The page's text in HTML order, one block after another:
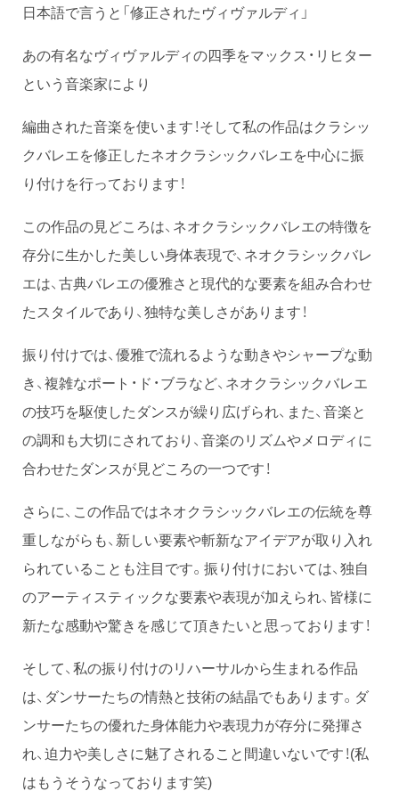
日本語で言うと「修正されたヴィヴァルディ」
あの有名なヴィヴァルディの四季をマックス・リヒター
という音楽家により
編曲された音楽を使います！そして私の作品はクラシッ
クバレエを修正したネオクラシックバレエを中心に振
り付けを行っております！
この作品の見どころは、ネオクラシックバレエの特徴を
存分に生かした美しい身体表現で、ネオクラシックバレ
エは、古典バレエの優雅さと現代的な要素を組み合わせ
たスタイルであり、独特な美しさがあります！
振り付けでは、優雅で流れるような動きやシャープな動
き、複雑なポート・ド・ブラなど、ネオクラシックバレエ
の技巧を駆使したダンスが繰り広げられ、また、音楽と
の調和も大切にされており、音楽のリズムやメロディに
合わせたダンスが見どころの一つです！
さらに、この作品ではネオクラシックバレエの伝統を尊
重しながらも、新しい要素や斬新なアイデアが取り入れ
られていることも注目です。振り付けにおいては、独自
のアーティスティックな要素や表現が加えられ、皆様に
新たな感動や驚きを感じて頂きたいと思っております！
そして、私の振り付けのリハーサルから生まれる作品
は、ダンサーたちの情熱と技術の結晶でもあります。ダ
ンサーたちの優れた身体能力や表現力が存分に発揮さ
れ、迫力や美しさに魅了されること間違いないです！(私
はもうそうなっております笑)